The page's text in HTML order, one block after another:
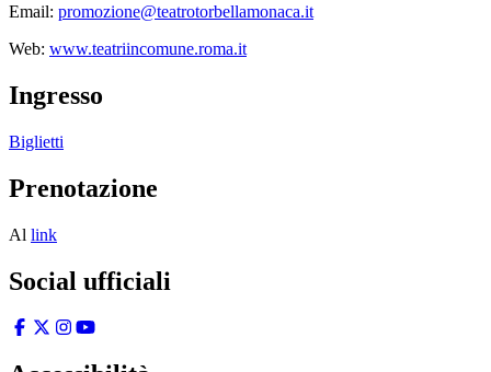
Email: promozione@teatrotorbellamonaca.it
Web: www.teatriincomune.roma.it
Ingresso
Biglietti
Prenotazione
Al link
Social ufficiali